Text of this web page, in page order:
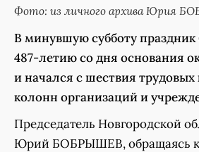
Фото: из личного архива Юрия
В минувшую субботу
487-летию со дня основания
и начался с шествия трудовых
колонн организаций и
Председатель Новгородской
Юрий БОБРЫШЕВ, обращаясь к